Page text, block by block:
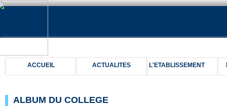
ACCUEIL ACTUALITES L'ETABLISSEMENT
ALBUM DU COLLEGE